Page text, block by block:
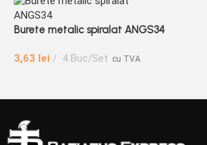
Burete metalic spiralat ANGS34
3,63 lei 4 Buc/Set cu TVA